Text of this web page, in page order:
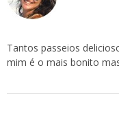
Tantos passeios
mim é o mais bonito